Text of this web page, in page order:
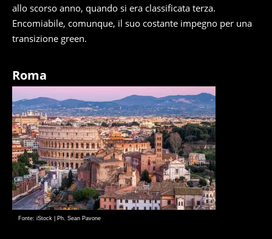
allo scorso anno, quando si era classificata terza.
Encomiabile, comunque, il suo costante impegno per una
transizione green.
Roma
Fonte: iStock | Ph. Sean Pavone